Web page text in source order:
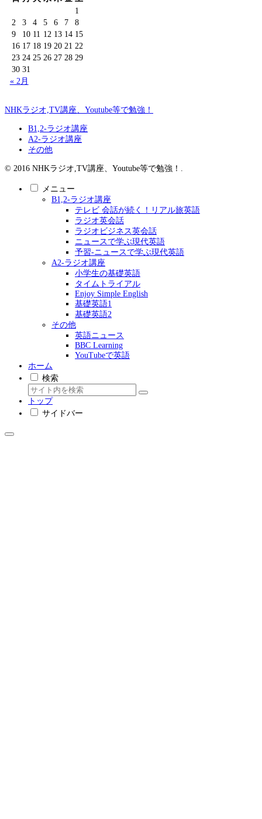
1
2
3 4 5 6 7
8
9
10 11 12 13 14 15
16 17 18 19 20 21 22
23 24 25 26 27 28 29
30 31
« 2月
NHKラジオ,TV講座、Youtube等で勉強！
B1,2-ラジオ講座
A2-ラジオ講座
その他
© 2016 NHKラジオ,TV講座、Youtube等で勉強！.
メニュー
B1,2-ラジオ講座
テレビ 会話が続く！リアル旅英語
ラジオ英会話
ラジオビジネス英会話
ニュースで学ぶ現代英語
予習-ニュースで学ぶ現代英語
A2-ラジオ講座
小学生の基礎英語
タイムトライアル
Enjoy Simple English
基礎英語1
基礎英語2
その他
英語ニュース
BBC Learning
YouTubeで英語
ホーム
検索
トップ
サイドバー